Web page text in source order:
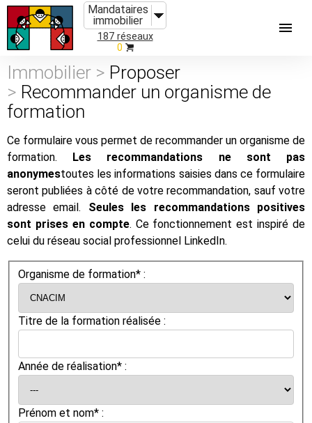
Mandataires
immobilier
187 réseaux
0
Immobilier > Proposer
> Recommander un organisme de
formation
Ce formulaire vous permet de recommander un organisme de
formation. Les recommandations ne sont pas
anonymestoutes les informations saisies dans ce formulaire
seront publiées à côté de votre recommandation, sauf votre
adresse email. Seules les recommandations positives
sont prises en compte. Ce fonctionnement est inspiré de
celui du réseau social professionnel LinkedIn.
Organisme de formation* :
Titre de la formation réalisée :
Année de réalisation* :
Prénom et nom* :